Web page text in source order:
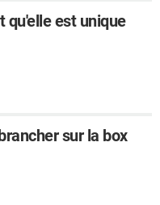
qu'elle est unique
sur la box